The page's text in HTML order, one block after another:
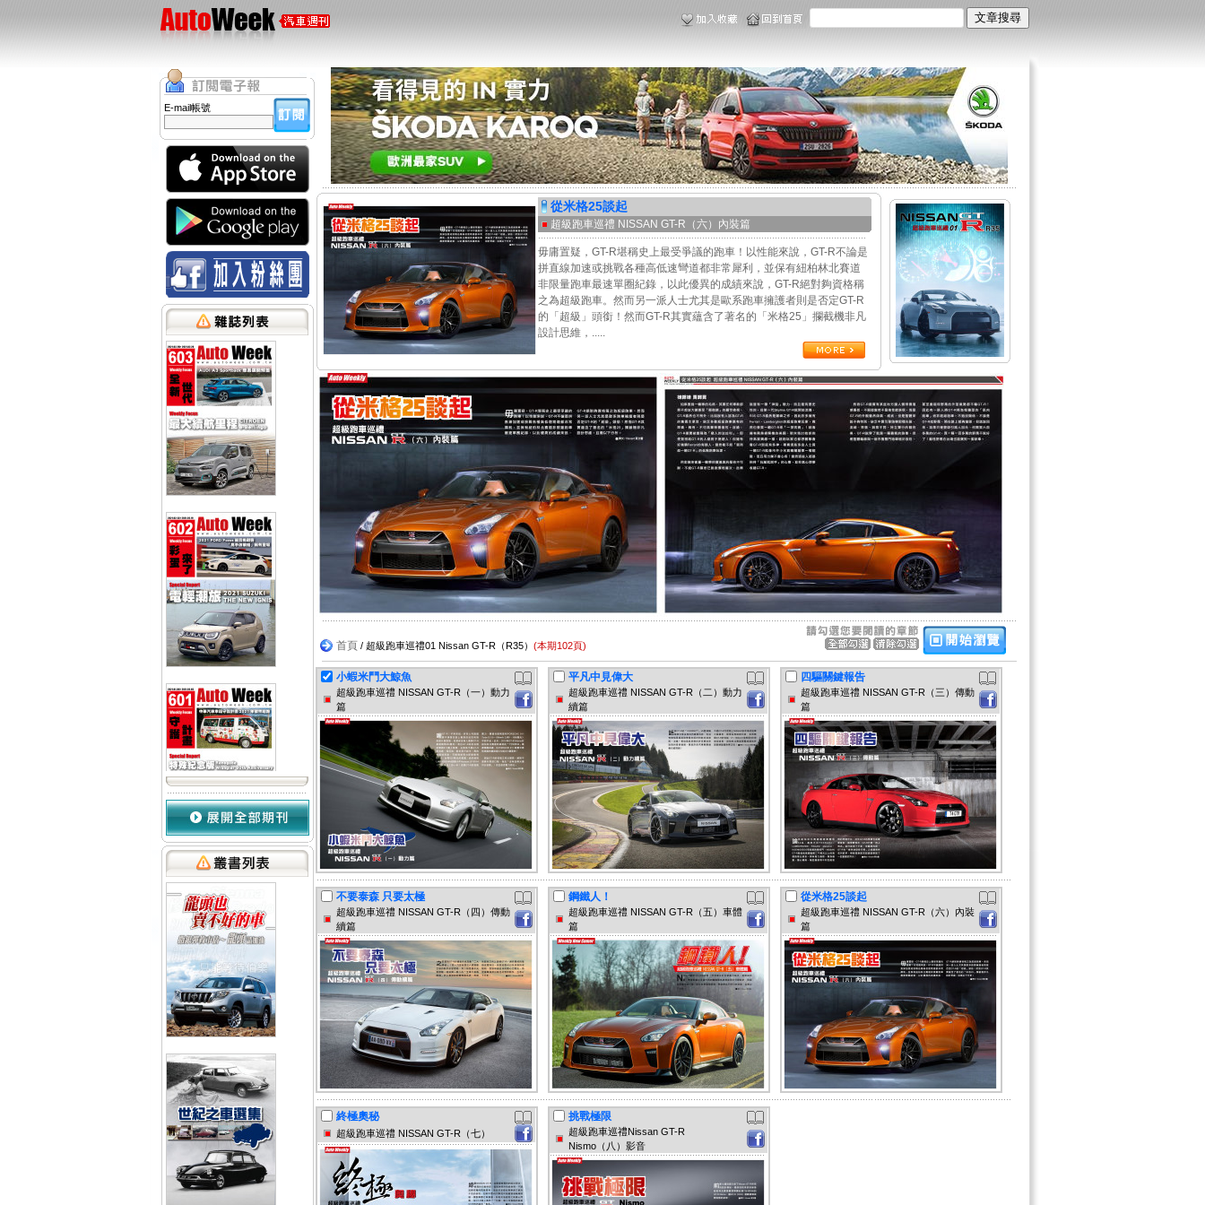
E-mail帳號
從米格25談起
超級跑車巡禮 NISSAN GT-R（六）內裝篇
毋庸置疑，GT-R堪稱史上最受爭議的跑車！以性能來說，GT-R不論是
拼直線加速或挑戰各種高低速彎道都非常犀利，並保有紐柏林北賽道
非限量跑車最速單圈紀錄，以此優異的成績來說，GT-R絕對夠資格稱
之為超級跑車。然而另一派人士尤其是歐系跑車擁護者則是否定GT-R
的「超級」頭銜！然而GT-R其實蘊含了著名的「米格25」攔截機非凡
設計思維，.....
首頁 / 超級跑車巡禮01 Nissan GT-R（R35） (本期102頁)
小蝦米鬥大鯨魚
超級跑車巡禮 NISSAN GT-R（一）動力
篇
平凡中見偉大
超級跑車巡禮 NISSAN GT-R（二）動力
續篇
四驅關鍵報告
超級跑車巡禮 NISSAN GT-R（三）傳動
篇
不要泰森 只要太極
超級跑車巡禮 NISSAN GT-R（四）傳動
續篇
鋼鐵人！
超級跑車巡禮 NISSAN GT-R（五）車體
篇
從米格25談起
超級跑車巡禮 NISSAN GT-R（六）內裝
篇
終極奧秘
超級跑車巡禮 NISSAN GT-R（七）
挑戰極限
超級跑車巡禮Nissan GT-R
Nismo（八）影音